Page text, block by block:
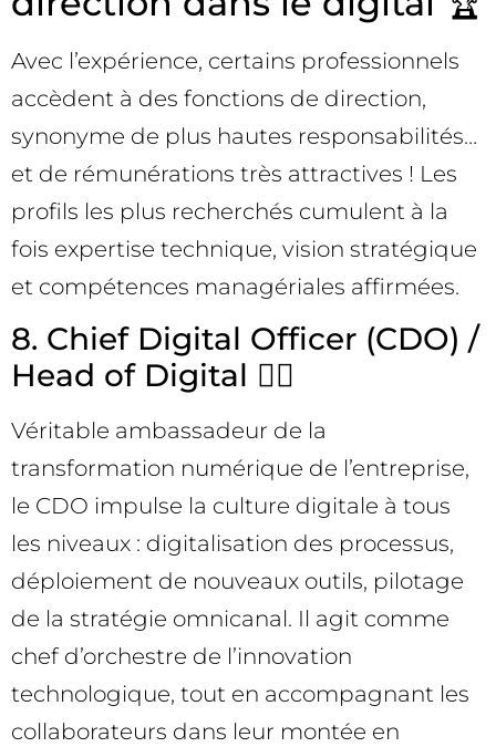
Avec l’expérience, certains professionnels
accèdent à des fonctions de direction,
synonyme de plus hautes responsabilités…
et de rémunérations très attractives ! Les
profils les plus recherchés cumulent à la
fois expertise technique, vision stratégique
et compétences managériales affirmées.
8. Chief Digital Officer (CDO) /
Head of Digital 🦸‍♂️
Véritable ambassadeur de la
transformation numérique de l’entreprise,
le CDO impulse la culture digitale à tous
les niveaux : digitalisation des processus,
déploiement de nouveaux outils, pilotage
de la stratégie omnicanal. Il agit comme
chef d’orchestre de l’innovation
technologique, tout en accompagnant les
collaborateurs dans leur montée en